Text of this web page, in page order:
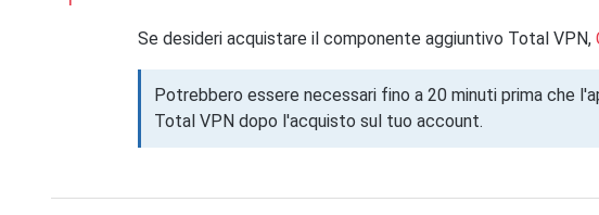
Se desideri acquistare il componente aggiuntivo Total VPN,
Potrebbero essere necessari fino a 20 minuti prima che
Total VPN dopo l'acquisto sul tuo account.